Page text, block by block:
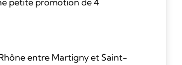
entre Martigny et Saint-